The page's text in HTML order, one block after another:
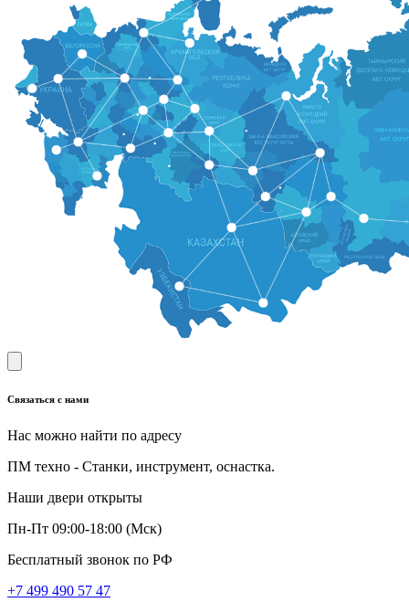
Связаться с нами
Нас можно найти по адресу
ПМ техно - Станки, инструмент, оснастка.
Наши двери открыты
Пн-Пт 09:00-18:00 (Мск)
Бесплатный звонок по РФ
+7 499 490 57 47